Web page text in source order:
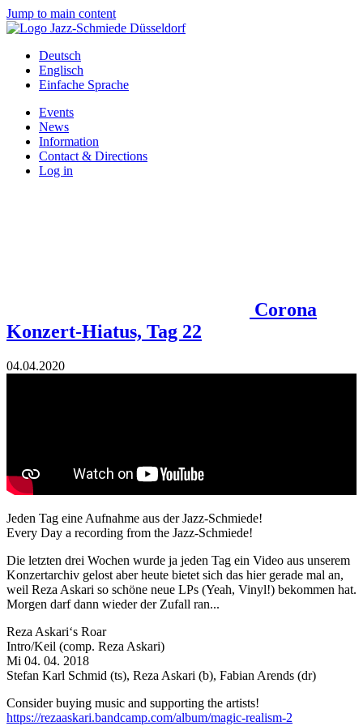
Jump to main content
Deutsch
Englisch
Einfache Sprache
Events
News
Information
Contact & Directions
Log in
Corona
Konzert-Hiatus, Tag 22
04.04.2020
Jeden Tag eine Aufnahme aus der Jazz-Schmiede!
Every Day a recording from the Jazz-Schmiede!
Die letzten drei Wochen wurde ja jeden Tag ein Video aus unserem
Konzertarchiv gelost aber heute bietet sich das hier gerade mal an,
weil Reza Askari so schöne neue LPs (Yeah, Vinyl!) bekommen hat.
Morgen darf dann wieder der Zufall ran...
Reza Askari‘s Roar
Intro/Keil (comp. Reza Askari)
Mi 04. 04. 2018
Stefan Karl Schmid (ts), Reza Askari (b), Fabian Arends (dr)
Consider buying music and supporting the artists!
https://rezaaskari.bandcamp.com/album/magic-realism-2